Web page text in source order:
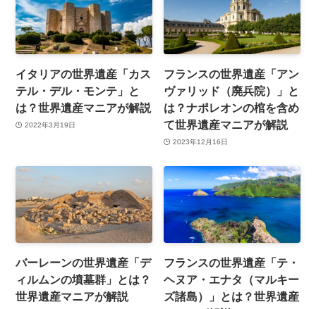
イタリアの世界遺産「カス
テル・デル・モンテ」と
は？世界遺産マニアが解説
2022年3月19日
フランスの世界遺産「アン
ヴァリッド（廃兵院）」と
は？ナポレオンの棺を含め
て世界遺産マニアが解説
2023年12月16日
バーレーンの世界遺産「デ
ィルムンの墳墓群」とは？
世界遺産マニアが解説
フランスの世界遺産「テ・
ヘヌア・エナタ（マルキー
ズ諸島）」とは？世界遺産